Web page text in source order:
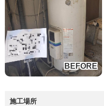
施工場所